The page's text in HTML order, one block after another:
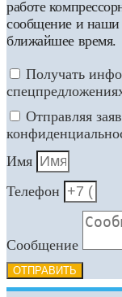
работе
сообщение и наши
ближайшее время.
Получать
Отправляя
Имя
Телефон
Сообщение
ОТПРАВИТЬ